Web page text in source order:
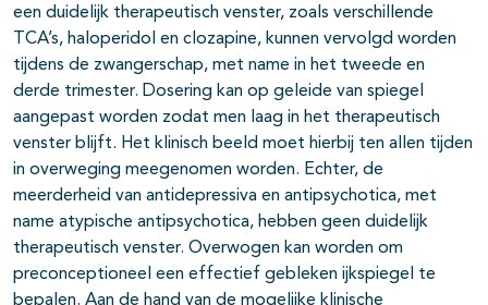
een duidelijk therapeutisch venster, zoals verschillende
TCA’s, haloperidol en clozapine, kunnen vervolgd worden
tijdens de zwangerschap, met name in het tweede en
derde trimester. Dosering kan op geleide van spiegel
aangepast worden zodat men laag in het therapeutisch
venster blijft. Het klinisch beeld moet hierbij ten allen tijden
in overweging meegenomen worden. Echter, de
meerderheid van antidepressiva en antipsychotica, met
name atypische antipsychotica, hebben geen duidelijk
therapeutisch venster. Overwogen kan worden om
preconceptioneel een effectief gebleken ijkspiegel te
bepalen. Aan de hand van de mogelijke klinische